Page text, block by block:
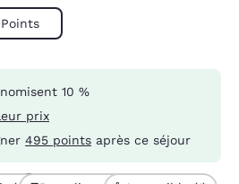
Points
10 %
prix
495 points après ce séjour